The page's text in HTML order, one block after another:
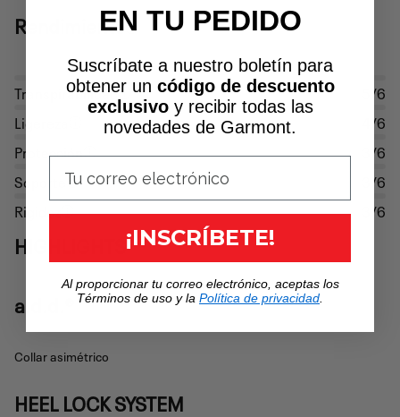
Rendimiento
Transpirabilidad
5/6
Ligereza
4/6
Protección
3/6
Soporte
3/6
Rigidez
3/6
HIGHLIGHTS
a.d.d.®
Collar asimétrico
HEEL LOCK SYSTEM
EN TU PEDIDO
Suscríbate a nuestro boletín para
obtener un código de descuento
exclusivoy recibir todas las
novedades de Garmont.
¡INSCRÍBETE!
Al proporcionar tu correo electrónico, aceptas los
Términos de uso y la Política de privacidad